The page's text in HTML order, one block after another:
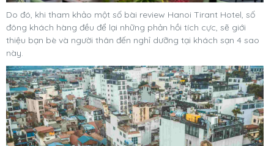
Do đó, khi tham khảo một số bài review Hanoi Tirant Hotel, số
đông khách hàng đều để lại những phản hồi tích cực, sẽ giới
thiệu bạn bè và người thân đến nghỉ dưỡng tại khách sạn 4 sao
này.